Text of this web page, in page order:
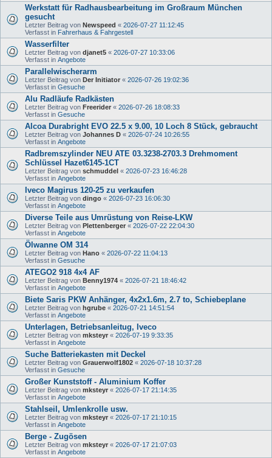
Werkstatt für Radhausbearbeitung im Großraum München
gesucht
Letzter Beitrag von Newspeed « 2026-07-27 11:12:45
Verfasst in Fahrerhaus & Fahrgestell
Wasserfilter
Letzter Beitrag von djanet5 « 2026-07-27 10:33:06
Verfasst in Angebote
Parallelwischerarm
Letzter Beitrag von Der Initiator « 2026-07-26 19:02:36
Verfasst in Gesuche
Alu Radläufe Radkästen
Letzter Beitrag von Freerider « 2026-07-26 18:08:33
Verfasst in Gesuche
Alcoa Durabright EVO 22.5 x 9.00, 10 Loch 8 Stück, gebraucht
Letzter Beitrag von Johannes D « 2026-07-24 10:26:55
Verfasst in Angebote
Radbremszylinder NEU ATE 03.3238-2703.3 Drehmoment
Schlüssel Hazet6145-1CT
Letzter Beitrag von schmuddel « 2026-07-23 16:46:28
Verfasst in Angebote
Iveco Magirus 120-25 zu verkaufen
Letzter Beitrag von dingo « 2026-07-23 16:06:30
Verfasst in Angebote
Diverse Teile aus Umrüstung von Reise-LKW
Letzter Beitrag von Plettenberger « 2026-07-22 22:04:30
Verfasst in Angebote
Ölwanne OM 314
Letzter Beitrag von Hano « 2026-07-22 11:04:13
Verfasst in Gesuche
ATEGO2 918 4x4 AF
Letzter Beitrag von Benny1974 « 2026-07-21 18:46:42
Verfasst in Angebote
Biete Saris PKW Anhänger, 4x2x1.6m, 2.7 to, Schiebeplane
Letzter Beitrag von hgrube « 2026-07-21 14:51:54
Verfasst in Angebote
Unterlagen, Betriebsanleitug, Iveco
Letzter Beitrag von mksteyr « 2026-07-19 9:33:35
Verfasst in Angebote
Suche Batteriekasten mit Deckel
Letzter Beitrag von Grauerwolf1802 « 2026-07-18 10:37:28
Verfasst in Gesuche
Großer Kunststoff - Aluminium Koffer
Letzter Beitrag von mksteyr « 2026-07-17 21:14:35
Verfasst in Angebote
Stahlseil, Umlenkrolle usw.
Letzter Beitrag von mksteyr « 2026-07-17 21:10:15
Verfasst in Angebote
Berge - Zugösen
Letzter Beitrag von mksteyr « 2026-07-17 21:07:03
Verfasst in Angebote